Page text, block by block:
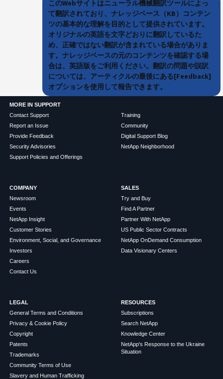
このWebサイトはニューラル機械翻訳ツールによっ
て翻訳されており、ナレッジベース（KB）コンテン
ツの基本的な理解を目的として提供されています。
オリジナルの英語を文字どおりに翻訳しているた
め、正確ではない翻訳が含まれている場合がありま
す。ナレッジベースの元のコンテンツを確認する場
合は、英語版をご利用ください。翻訳の問題や誤訳
については、アーティクルの最後にある[Feedback]
オプションを使用して報告できます。
MORE IN SUPPORT
Contact Support
Report an Issue
Provide Feedback
Security Advisories
Support Policies and Offerings
Training
Community
Digital Support Blog
NetApp Neighborhood
COMPANY
Newsroom
Events
NetApp Insight
Customer Stories
Environment, Social, and Governance
Investors
Careers
Contact Us
SALES
Try and Buy
Find A Partner
Partner With NetApp
US Public Sector Contracts
NetApp OnDemand Consumption
Data Visionary Centers
LEGAL
General Terms and Conditions
Privacy & Cookie Policy
Copyright
Patents
Trademarks
Community Terms of Use
Slavery and Human Trafficking
RESOURCES
Subscriptions
Search NetApp
Knowledge Center
NetApp's Response to the Ukraine
Situation